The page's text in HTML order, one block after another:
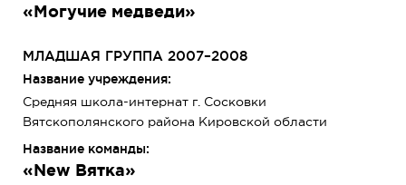
«Могучие медведи»
МЛАДШАЯ ГРУППА 2007–2008
Название учреждения:
Средняя школа-интернат г. Сосковки
Вятскополянского района Кировской области
Название команды:
«New Вятка»